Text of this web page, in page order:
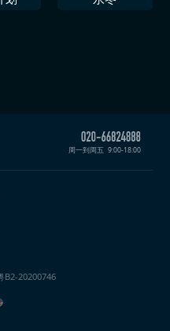
周一到周五 9:00-18:00
B2-20200746